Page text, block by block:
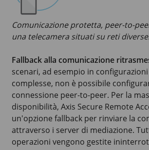
Comunicazione protetta, peer-to-
una telecamera situati su reti
Fallback alla comunicazione
scenari, ad esempio in
complesse, non è possibile
connessione peer-to-peer. Per la
disponibilità, Axis Secure Remote
un'opzione fallback per rinviare la
attraverso i server di mediazione.
operazioni vengono gestite